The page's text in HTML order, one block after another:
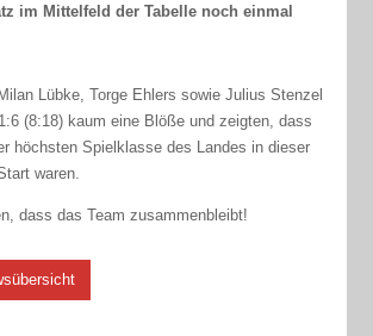
im Mittelfeld der Tabelle noch einmal
Lübke, Torge Ehlers sowie Julius Stenzel
(8:18) kaum eine Blöße und zeigten, dass
höchsten Spielklasse des Landes in dieser
waren.
dass das Team zusammenbleibt!